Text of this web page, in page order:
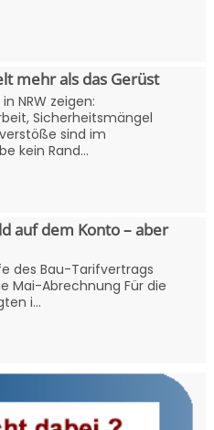
mehr als das Gerüst
NRW zeigen:
Sicherheitsmängel
sind im
kein Rand...
auf dem Konto – aber
des Bau-Tarifvertrags
Mai-Abrechnung Für die
i...